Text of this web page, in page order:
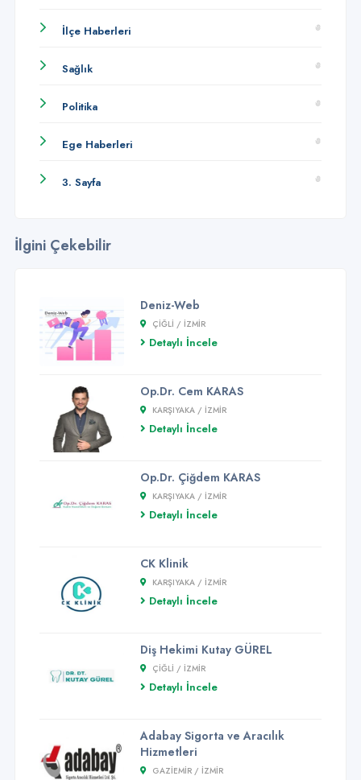
İlçe Haberleri
Sağlık
Politika
Ege Haberleri
3. Sayfa
İlgini Çekebilir
Deniz-Web
ÇIĞLI / İZMİR
Detaylı İncele
Op.Dr. Cem KARAS
KARŞIYAKA / İZMİR
Detaylı İncele
Op.Dr. Çiğdem KARAS
KARŞIYAKA / İZMİR
Detaylı İncele
CK Klinik
KARŞIYAKA / İZMİR
Detaylı İncele
Diş Hekimi Kutay GÜREL
ÇIĞLI / İZMİR
Detaylı İncele
Adabay Sigorta ve Aracılık
Hizmetleri
GAZIEMIR / İZMİR